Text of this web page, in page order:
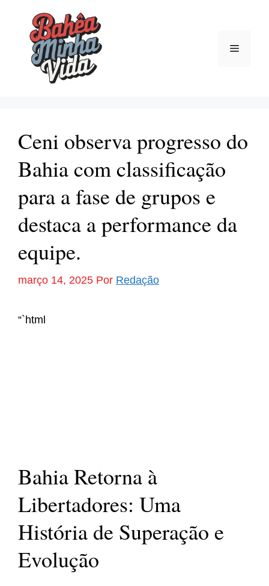
conteúdo
Menu
Ceni observa progresso do
Bahia com classificação
para a fase de grupos e
destaca a performance da
equipe.
março 14, 2025 Por Redação
“`html
Bahia Retorna à
Libertadores: Uma
História de Superação e
Evolução